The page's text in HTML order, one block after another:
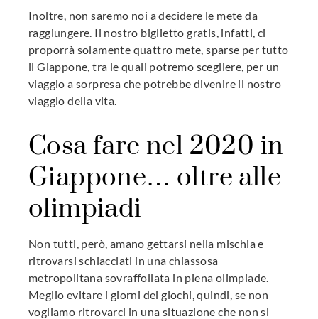
Inoltre, non saremo noi a decidere le mete da
raggiungere. Il nostro biglietto gratis, infatti, ci
proporrà solamente quattro mete, sparse per tutto
il Giappone, tra le quali potremo scegliere, per un
viaggio a sorpresa che potrebbe divenire il nostro
viaggio della vita.
Cosa fare nel 2020 in
Giappone… oltre alle
olimpiadi
Non tutti, però, amano gettarsi nella mischia e
ritrovarsi schiacciati in una chiassosa
metropolitana sovraffollata in piena olimpiade.
Meglio evitare i giorni dei giochi, quindi, se non
vogliamo ritrovarci in una situazione che non si